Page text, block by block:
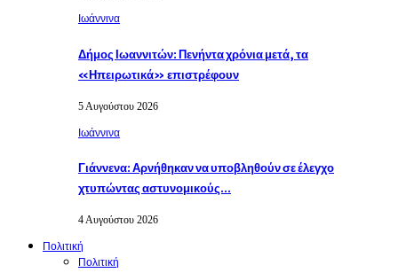
Ιωάννινα
Δήμος Ιωαννιτών: Πενήντα χρόνια μετά, τα
«Ηπειρωτικά» επιστρέφουν
5 Αυγούστου 2026
Ιωάννινα
Γιάννενα: Αρνήθηκαν να υποβληθούν σε έλεγχο
χτυπώντας αστυνομικούς…
4 Αυγούστου 2026
Πολιτική
Πολιτική